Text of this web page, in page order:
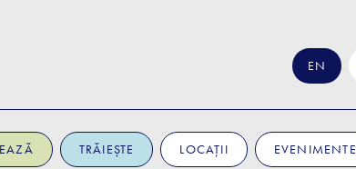
EN
TRĂIEȘTE LOCAȚII EVENIMENTE